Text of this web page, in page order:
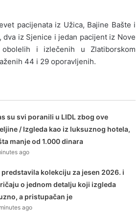
pacijenata iz Užica, Bajine Bašte i
iz Sjenice i jedan pacijent iz Nove
i izlečenih u Zlatiborskom
44 i 29 oporavljenih.
su svi poranili u LIDL zbog ove
/ Izgleda kao iz luksuznog hotela,
manje od 1.000 dinara
ago
predstavila kolekciju za jesen 2026. i
o jednom detalju koji izgleda
a pristupačan je
ago